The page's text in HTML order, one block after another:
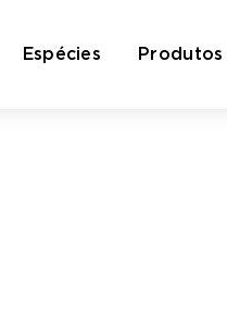
Espécies Produtos